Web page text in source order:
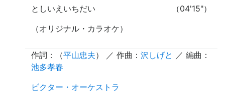
（04'15"）
としいえいちだい
（オリジナル・カラオケ）
作詞：（平山忠夫） ／ 作曲： 沢しげと ／ 編曲：
池多孝春
ビクター・オーケストラ